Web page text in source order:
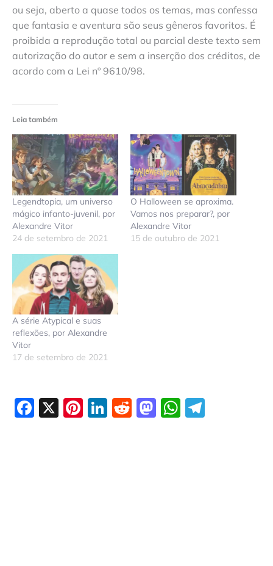
ou seja, aberto a quase todos os temas, mas confessa
que fantasia e aventura são seus gêneros favoritos. É
proibida a reprodução total ou parcial deste texto sem
autorização do autor e sem a inserção dos créditos, de
acordo com a Lei nº 9610/98.
Leia também
Legendtopia, um universo
mágico infanto-juvenil, por
Alexandre Vitor
24 de setembro de 2021
O Halloween se aproxima.
Vamos nos preparar?, por
Alexandre Vitor
15 de outubro de 2021
A série Atypical e suas
reflexões, por Alexandre
Vitor
17 de setembro de 2021
Facebook
X Pinterest
LinkedIn
Reddit
Mastodon